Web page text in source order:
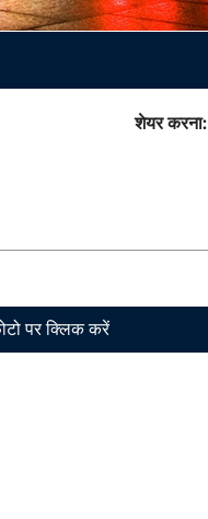
शेयर करना:
पर क्लिक करें